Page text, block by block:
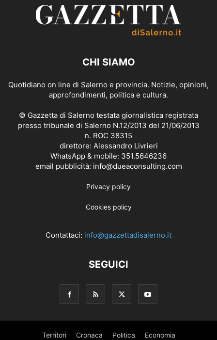
CHI SIAMO
Quotidiano on line di Salerno e provincia. Notizie, opinioni,
approfondimenti, politica e cultura.
© Gazzetta di Salerno testata giornalistica registrata
presso tribunale di Salerno N.12/2013 del 21/06/2013
n. ROC 38315
direttore: Alessandro Livrieri
WhatsApp & mobile: 351.5646236
email pubblicità: info@dueaconsulting.com
Privacy policy
Cookies policy
Contattaci: info@gazzettadisalerno.it
SEGUICI
Territori Cronaca Politica Economia